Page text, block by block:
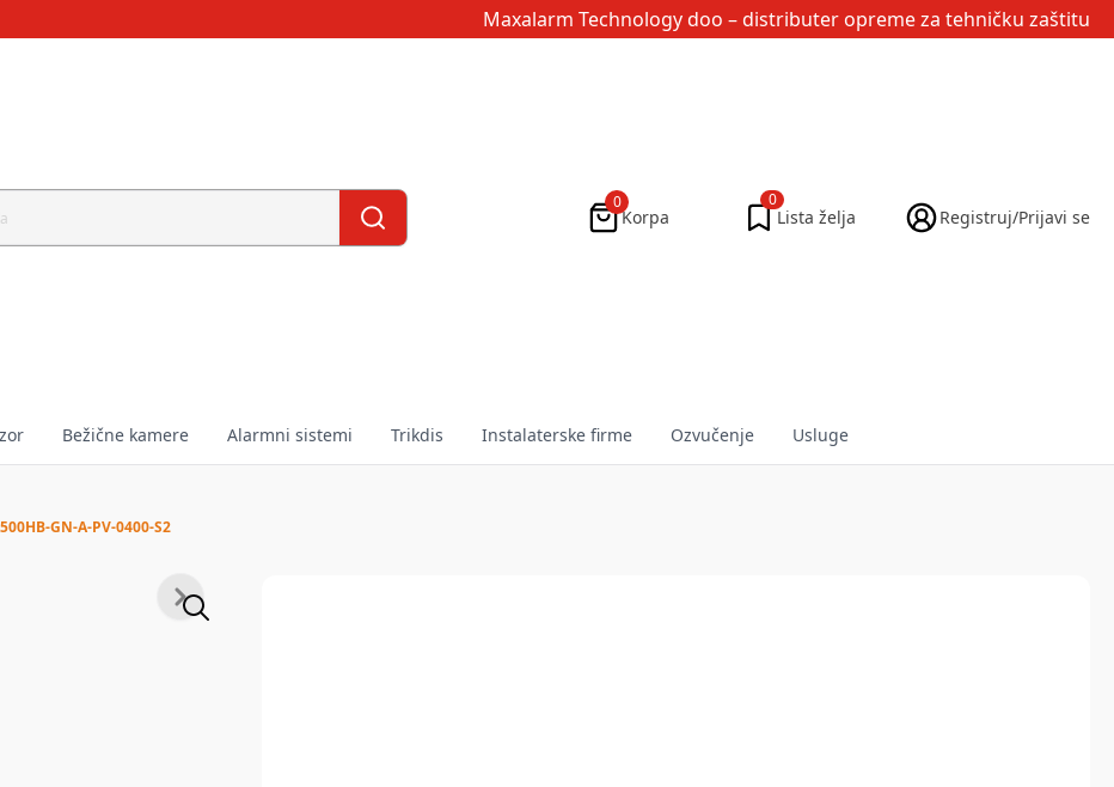
Maxalarm Technology doo – distributer opreme za tehničku zaštitu
0
Korpa
0
Lista želja Registruj/Prijavi se
Bežične kamere Alarmni sistemi Trikdis Instalaterske firme Ozvučenje Usluge
GN-A-PV-0400-S2